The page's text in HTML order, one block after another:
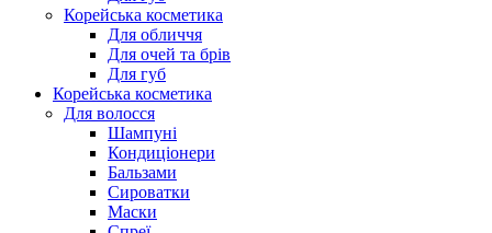
Корейська косметика
Для обличчя
Для очей та брів
Для губ
Корейська косметика
Для волосся
Шампуні
Кондиціонери
Бальзами
Сироватки
Маски